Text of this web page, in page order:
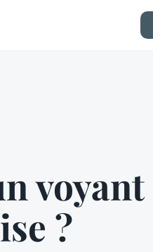
voyant
?